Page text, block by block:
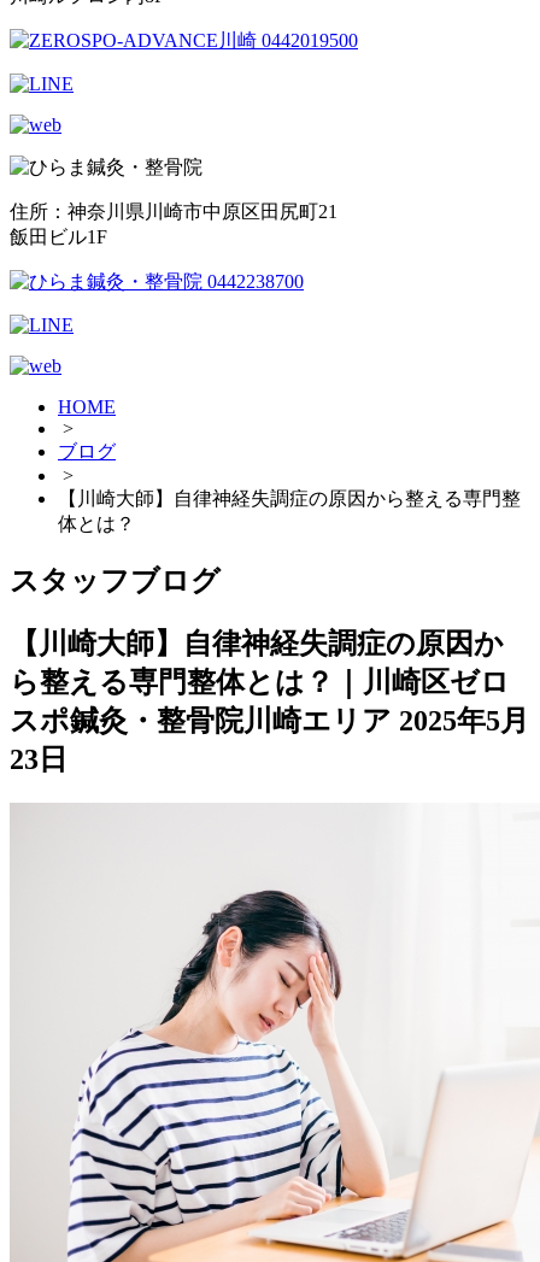
住所：神奈川県川崎市中原区田尻町21
飯田ビル1F
HOME
>
ブログ
>
【川崎大師】自律神経失調症の原因から整える専門整
体とは？
スタッフブログ
【川崎大師】自律神経失調症の原因か
ら整える専門整体とは？｜川崎区ゼロ
スポ鍼灸・整骨院川崎エリア 2025年5月
23日